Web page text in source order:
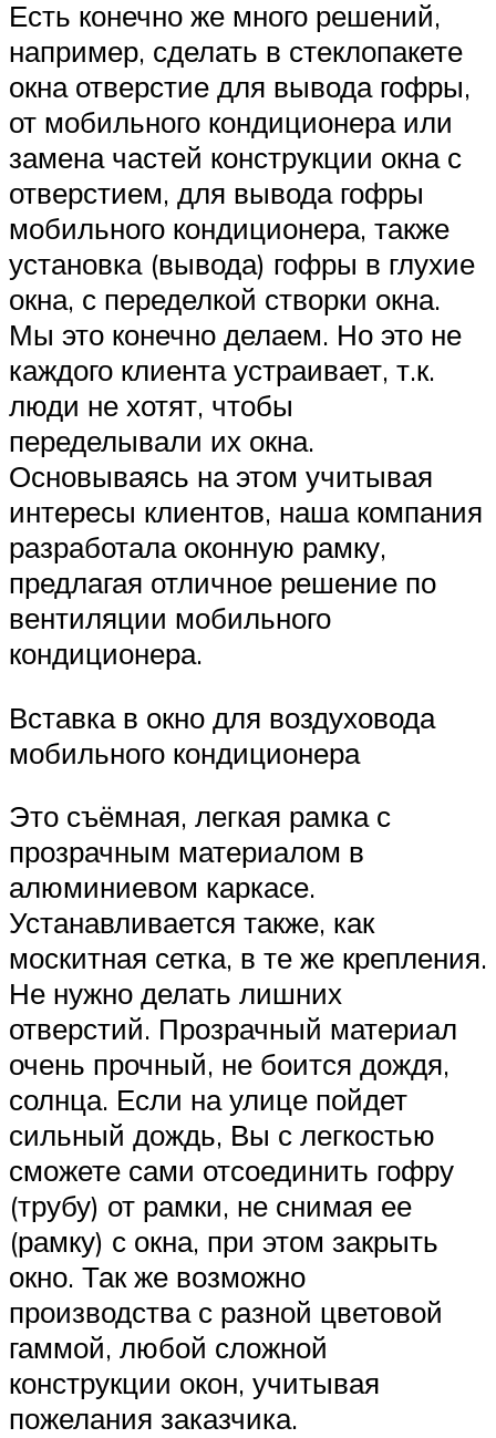
Есть конечно же много решений,
например, сделать в стеклопакете
окна отверстие для вывода гофры,
от мобильного кондиционера или
замена частей конструкции окна с
отверстием, для вывода гофры
мобильного кондиционера, также
установка (вывода) гофры в глухие
окна, с переделкой створки окна.
Мы это конечно делаем. Но это не
каждого клиента устраивает, т.к.
люди не хотят, чтобы
переделывали их окна.
Основываясь на этом учитывая
интересы клиентов, наша компания
разработала оконную рамку,
предлагая отличное решение по
вентиляции мобильного
кондиционера.
Вставка в окно для воздуховода
мобильного кондиционера
Это съёмная, легкая рамка с
прозрачным материалом в
алюминиевом каркасе.
Устанавливается также, как
москитная сетка, в те же крепления.
Не нужно делать лишних
отверстий. Прозрачный материал
очень прочный, не боится дождя,
солнца. Если на улице пойдет
сильный дождь, Вы с легкостью
сможете сами отсоединить гофру
(трубу) от рамки, не снимая ее
(рамку) с окна, при этом закрыть
окно. Так же возможно
производства с разной цветовой
гаммой, любой сложной
конструкции окон, учитывая
пожелания заказчика.